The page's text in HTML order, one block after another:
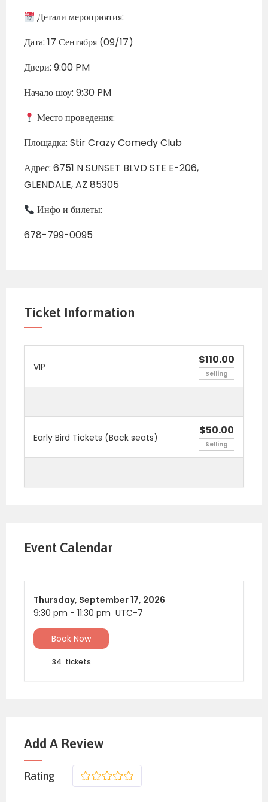
Детали мероприятия:
Дата: 17 Сентября (09/17)
Двери: 9:00 PM
Начало шоу: 9:30 PM
Место проведения:
Площадка: Stir Crazy Comedy Club
Адрес: 6751 N SUNSET BLVD STE E-206,
GLENDALE, AZ 85305
Инфо и билеты:
678-799-0095
Ticket Information
VIP
$110.00
Selling
Early Bird Tickets (Back seats)
$50.00
Selling
Event Calendar
Thursday, September 17, 2026
9:30 pm - 11:30 pm UTC-7
Book Now
34 tickets
Add A Review
Rating 5
4
3
2